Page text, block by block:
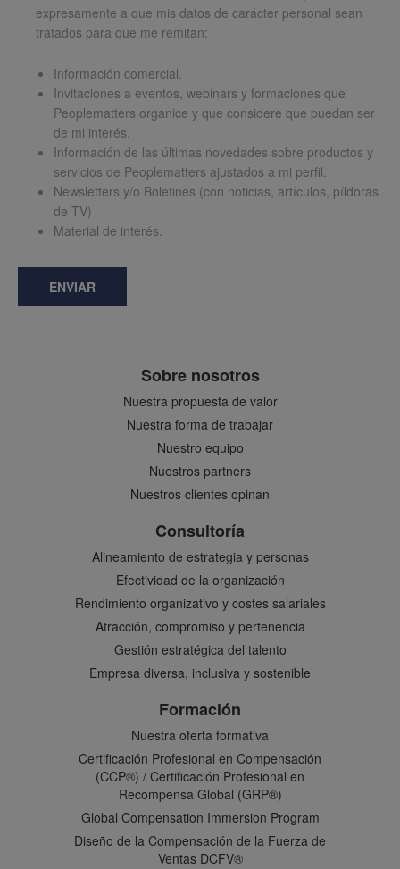
expresamente a que mis datos de carácter personal sean
tratados para que me remitan:
Información comercial.
Invitaciones a eventos, webinars y formaciones que
Peoplematters organice y que considere que puedan ser
de mi interés.
Información de las últimas novedades sobre productos y
servicios de Peoplematters ajustados a mi perfil.
Newsletters y/o Boletines (con noticias, artículos, píldoras
de TV)
Material de interés.
ENVIAR
Sobre nosotros
Nuestra propuesta de valor
Nuestra forma de trabajar
Nuestro equipo
Nuestros partners
Nuestros clientes opinan
Consultoría
Alineamiento de estrategia y personas
Efectividad de la organización
Rendimiento organizativo y costes salariales
Atracción, compromiso y pertenencia
Gestión estratégica del talento
Empresa diversa, inclusiva y sostenible
Formación
Nuestra oferta formativa
Certificación Profesional en Compensación
(CCP®) / Certificación Profesional en
Recompensa Global (GRP®)
Global Compensation Immersion Program
Diseño de la Compensación de la Fuerza de
Ventas DCFV®